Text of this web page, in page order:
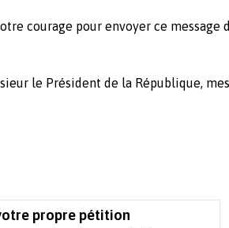
courage pour envoyer ce message
le Président de la République,
propre pétition